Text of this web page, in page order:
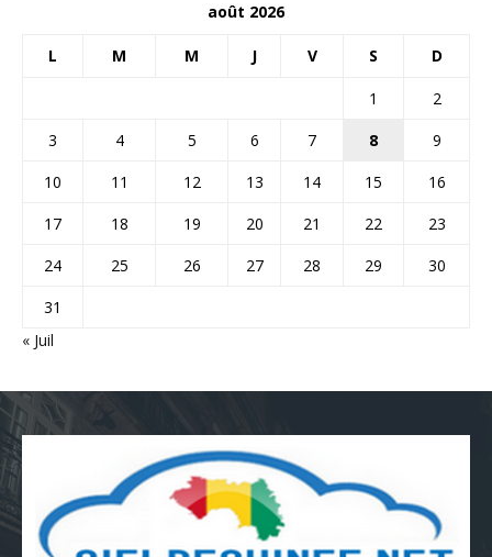
août 2026
L M M J V S D
1
2
3
4 5 6 7 8
9
10
11 12 13 14 15
16
17
18 19 20 21 22
23
24
25 26 27 28 29
30
31
« Juil